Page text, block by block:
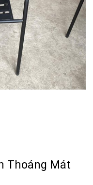
Thoáng Mát